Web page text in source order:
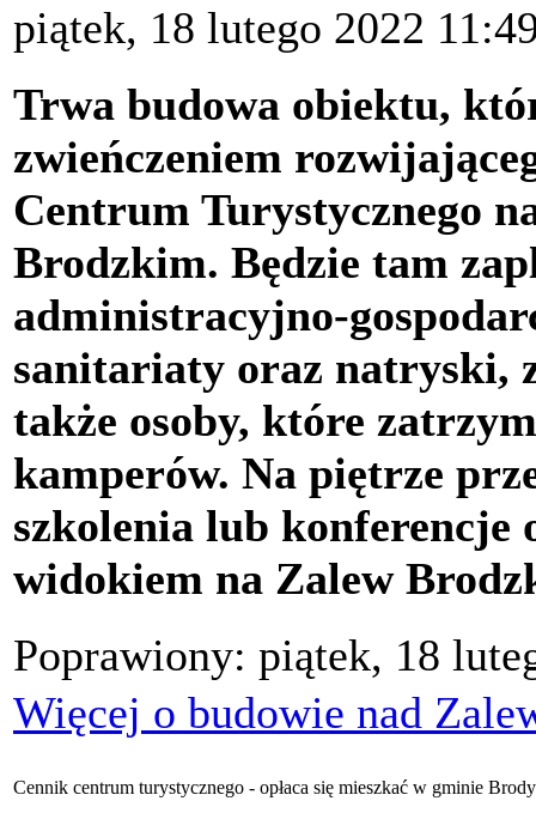
piątek, 18 lutego 2022
Trwa budowa obiektu,
zwieńczeniem
Centrum Turystycznego
Brodzkim. Będzie tam
administracyjno-
sanitariaty oraz natryski,
także osoby, które
kamperów. Na piętrze
szkolenia lub konferencje
widokiem na Zalew
Poprawiony: piątek, 18
Więcej o budowie nad
Cennik centrum turystycznego - opłaca się mieszkać w gminie